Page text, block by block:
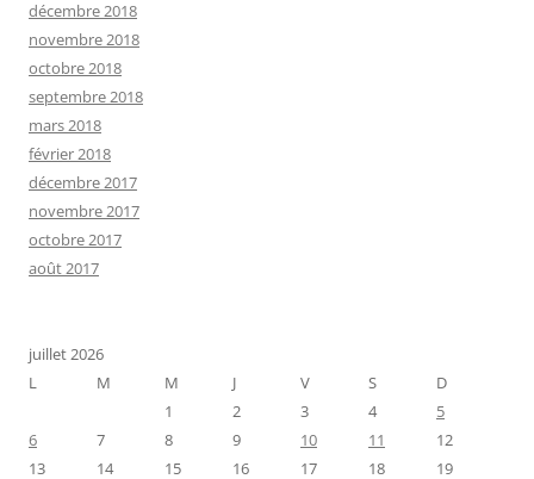
décembre 2018
novembre 2018
octobre 2018
septembre 2018
mars 2018
février 2018
décembre 2017
novembre 2017
octobre 2017
août 2017
juillet 2026
L
M M J V S
D
1
2 3 4
5
6
7 8 9 10 11
12
13
14 15 16 17 18 19